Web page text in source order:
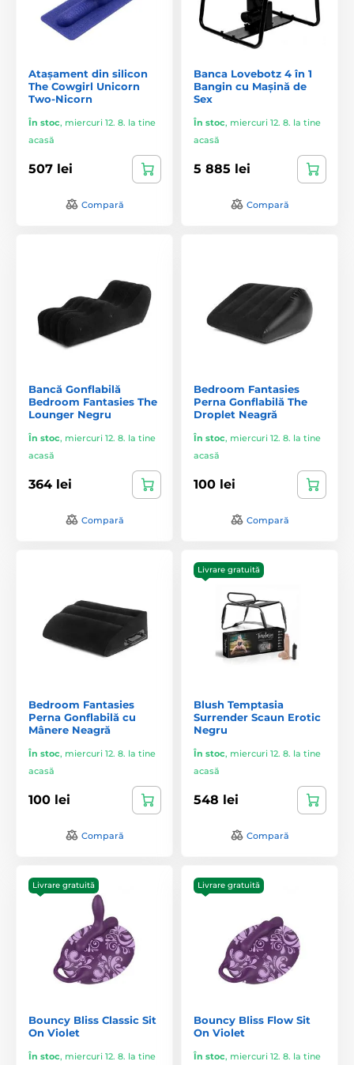
Atașament din silicon
The Cowgirl Unicorn
Two-Nicorn
În stoc, miercuri 12. 8. la tine
acasă
507 lei
Compară
Banca Lovebotz 4 în 1
Bangin cu Mașină de
Sex
În stoc, miercuri 12. 8. la tine
acasă
5 885 lei
Compară
Bancă Gonflabilă
Bedroom Fantasies The
Lounger Negru
În stoc, miercuri 12. 8. la tine
acasă
364 lei
Compară
Bedroom Fantasies
Perna Gonflabilă The
Droplet Neagră
În stoc, miercuri 12. 8. la tine
acasă
100 lei
Compară
Bedroom Fantasies
Perna Gonflabilă cu
Mânere Neagră
În stoc, miercuri 12. 8. la tine
acasă
100 lei
Compară
Livrare gratuită
Blush Temptasia
Surrender Scaun Erotic
Negru
În stoc, miercuri 12. 8. la tine
acasă
548 lei
Compară
Livrare gratuită
Bouncy Bliss Classic Sit
On Violet
În stoc, miercuri 12. 8. la tine
Livrare gratuită
Bouncy Bliss Flow Sit
On Violet
În stoc, miercuri 12. 8. la tine